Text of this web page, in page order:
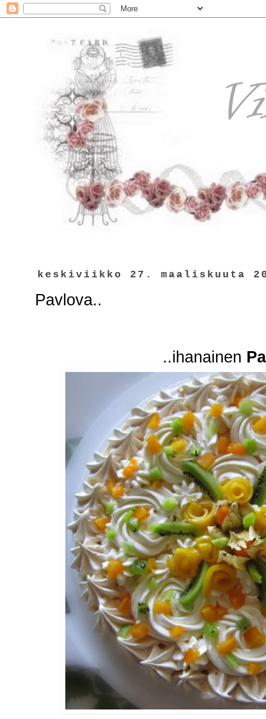
keskiviikko 27. maaliskuuta
Pavlova..
..ihanainen